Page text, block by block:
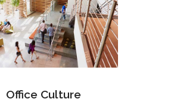
Office Culture